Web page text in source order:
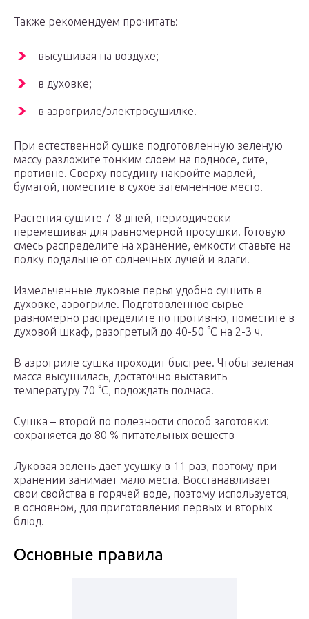
Также рекомендуем прочитать:
высушивая на воздухе;
в духовке;
в аэрогриле/электросушилке.
При естественной сушке подготовленную зеленую
массу разложите тонким слоем на подносе, сите,
противне. Сверху посудину накройте марлей,
бумагой, поместите в сухое затемненное место.
Растения сушите 7-8 дней, периодически
перемешивая для равномерной просушки. Готовую
смесь распределите на хранение, емкости ставьте на
полку подальше от солнечных лучей и влаги.
Измельченные луковые перья удобно сушить в
духовке, аэрогриле. Подготовленное сырье
равномерно распределите по противню, поместите в
духовой шкаф, разогретый до 40-50 °С на 2-3 ч.
В аэрогриле сушка проходит быстрее. Чтобы зеленая
масса высушилась, достаточно выставить
температуру 70 °С, подождать полчаса.
Сушка – второй по полезности способ заготовки:
сохраняется до 80 % питательных веществ
Луковая зелень дает усушку в 11 раз, поэтому при
хранении занимает мало места. Восстанавливает
свои свойства в горячей воде, поэтому используется,
в основном, для приготовления первых и вторых
блюд.
Основные правила